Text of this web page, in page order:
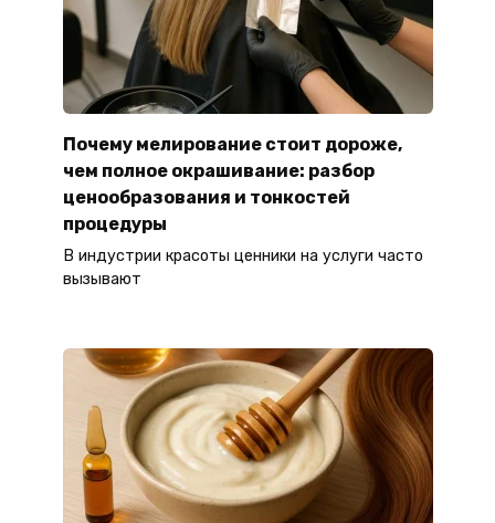
Почему мелирование стоит дороже,
чем полное окрашивание: разбор
ценообразования и тонкостей
процедуры
В индустрии красоты ценники на услуги часто
вызывают